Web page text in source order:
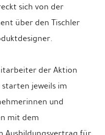
sich von der
über den Tischler
der Aktion
jeweils im
und
mit dem